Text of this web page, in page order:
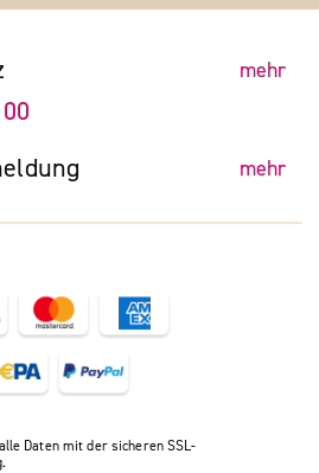
Daten mit der sicheren SSL-
mehr
mehr